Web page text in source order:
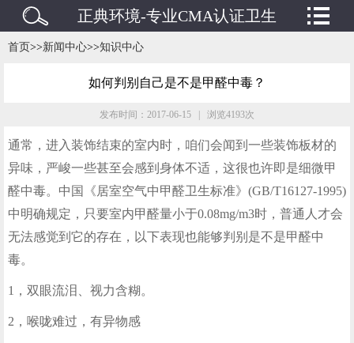
正典环境-专业CMA认证卫生
检测/水质检测/废水废气检测
机构
首页>>新闻中心>>知识中心
如何判别自己是不是甲醛中毒？
发布时间：2017-06-15 | 浏览4193次
通常，进入装饰结束的室内时，咱们会闻到一些装饰板材的
异味，严峻一些甚至会感到身体不适，这很也许即是细微甲
醛中毒。中国《居室空气中甲醛卫生标准》(GB/T16127-1995)
中明确规定，只要室内甲醛量小于0.08mg/m3时，普通人才会
无法感觉到它的存在，以下表现也能够判别是不是甲醛中
毒。
1，双眼流泪、视力含糊。
2，喉咙难过，有异物感